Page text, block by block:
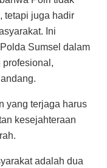
tetapi juga hadir
Ini
Sumsel dalam
profesional,
yang terjaga harus
kesejahteraan
adalah dua